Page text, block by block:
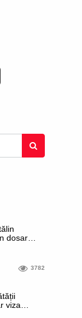
dosar
parte a
3782
viza